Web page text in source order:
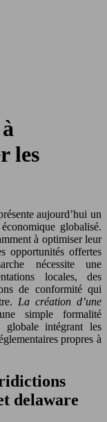
les
aujourd’hui un
globalisé.
à optimiser leur
opportunités offertes
nécessite une
locales, des
de conformité qui
La création d’une
simple formalité
globale intégrant les
propres à
delaware